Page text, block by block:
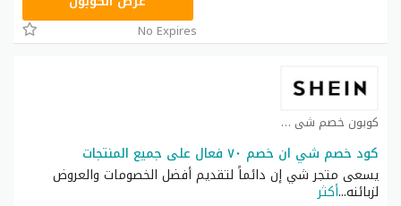
No Expires
كوبون خصم شي ان كوبون
كود خصم شي ان خصم ٧٠ فعال على جميع المنتجات
يسعى متجر شي إن دائماً لتقديم أفضل الخصومات والعروض
لزبائنه...أكثر